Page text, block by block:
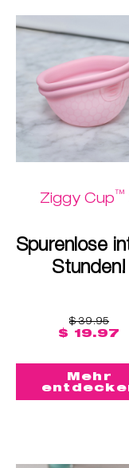
Ziggy Cup™
Spurenlose
Stunden!
$ 39.95
$ 19.97
Mehr